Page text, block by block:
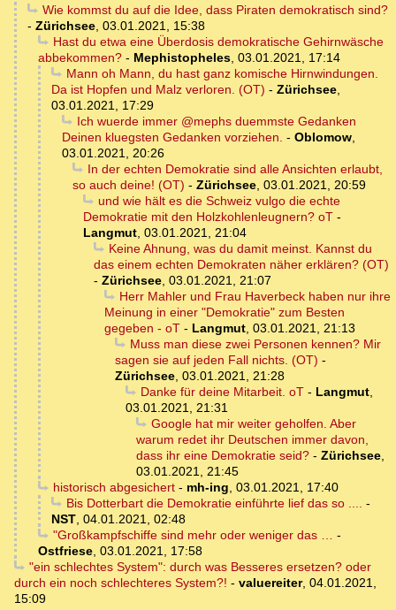
Wie kommst du auf die Idee, dass Piraten demokratisch sind?
- Zürichsee, 03.01.2021, 15:38
Hast du etwa eine Überdosis demokratische Gehirnwäsche
abbekommen? - Mephistopheles, 03.01.2021, 17:14
Mann oh Mann, du hast ganz komische Hirnwindungen.
Da ist Hopfen und Malz verloren. (OT) - Zürichsee,
03.01.2021, 17:29
Ich wuerde immer @mephs duemmste Gedanken
Deinen kluegsten Gedanken vorziehen. - Oblomow,
03.01.2021, 20:26
In der echten Demokratie sind alle Ansichten erlaubt,
so auch deine! (OT) - Zürichsee, 03.01.2021, 20:59
und wie hält es die Schweiz vulgo die echte
Demokratie mit den Holzkohlenleugnern? oT -
Langmut, 03.01.2021, 21:04
Keine Ahnung, was du damit meinst. Kannst du
das einem echten Demokraten näher erklären? (OT)
- Zürichsee, 03.01.2021, 21:07
Herr Mahler und Frau Haverbeck haben nur ihre
Meinung in einer "Demokratie" zum Besten
gegeben - oT - Langmut, 03.01.2021, 21:13
Muss man diese zwei Personen kennen? Mir
sagen sie auf jeden Fall nichts. (OT) -
Zürichsee, 03.01.2021, 21:28
Danke für deine Mitarbeit. oT- Langmut,
03.01.2021, 21:31
Google hat mir weiter geholfen. Aber
warum redet ihr Deutschen immer davon,
dass ihr eine Demokratie seid? - Zürichsee,
03.01.2021, 21:45
historisch abgesichert- mh-ing, 03.01.2021, 17:40
Bis Dotterbart die Demokratie einführte lief das so .... -
NST, 04.01.2021, 02:48
"Großkampfschiffe sind mehr oder weniger das … -
Ostfriese, 03.01.2021, 17:58
"ein schlechtes System": durch was Besseres ersetzen? oder
durch ein noch schlechteres System?! - valuereiter, 04.01.2021,
15:09